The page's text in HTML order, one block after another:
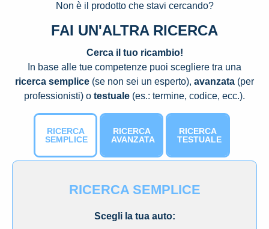
Non è il prodotto che stavi cercando?
FAI UN'ALTRA RICERCA
Cerca il tuo ricambio!
In base alle tue competenze puoi scegliere tra una
ricerca semplice (se non sei un esperto), avanzata (per
professionisti) o testuale (es.: termine, codice, ecc.).
RICERCA
SEMPLICE
RICERCA
AVANZATA
RICERCA
TESTUALE
RICERCA SEMPLICE
Scegli la tua auto: